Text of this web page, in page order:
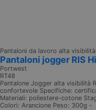
Pantaloni da lavoro alta visibilità
Pantaloni jogger RIS
Portwest
RT48
Pantalone Jogger alta visibilità
confortevole Specifiche:
Materiali: poliestere-cotone
Colori: Arancione Peso: 300g -